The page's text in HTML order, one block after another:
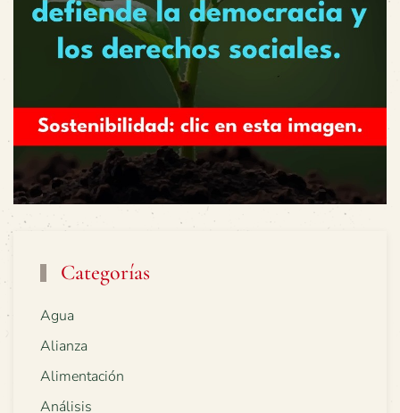
Categorías
Agua
Alianza
Alimentación
Análisis